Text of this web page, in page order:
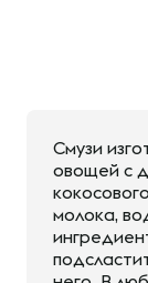
Смузи
овощей с
молока,